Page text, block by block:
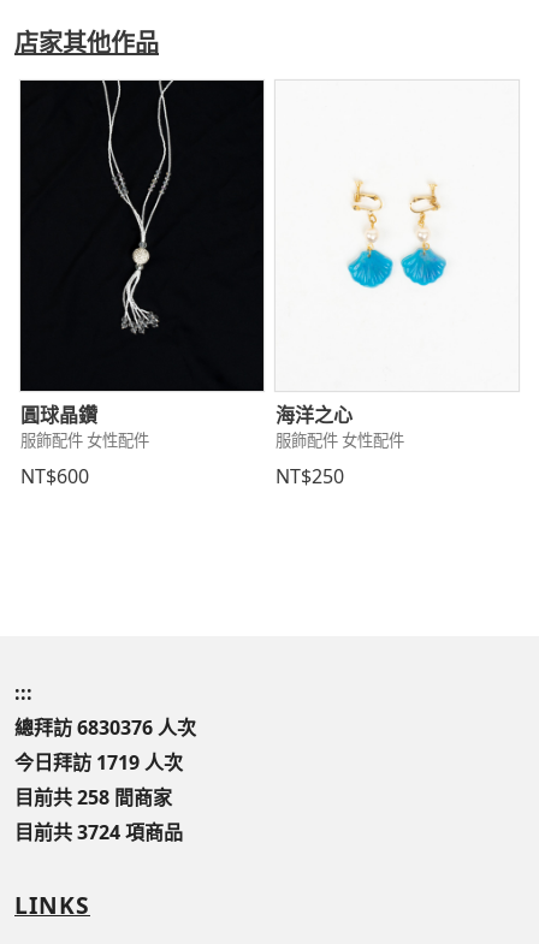
店家其他作品
圓球晶鑽
服飾配件 女性配件
NT$600
海洋之心
服飾配件 女性配件
NT$250
:::
總拜訪 6830376 人次
今日拜訪 1719 人次
目前共 258 間商家
目前共 3724 項商品
LINKS